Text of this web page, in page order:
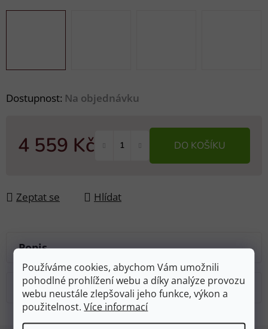
Používáme cookies, abychom Vám umožnili
pohodlné prohlížení webu a díky analýze provozu
webu neustále zlepšovali jeho funkce, výkon a
použitelnost.Více informací
Dostupnost: Na objednávku
4 559 Kč DO KOŠÍKU
Zeptat se Hlídat
Popis
Diskuze